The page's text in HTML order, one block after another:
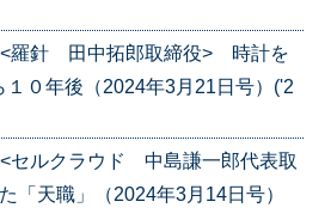
<羅針 田中拓郎取締役> 時計を
１０年後（2024年3月21日号）('2
<セルクラウド 中島謙一郎代表取
天職」（2024年3月14日号）